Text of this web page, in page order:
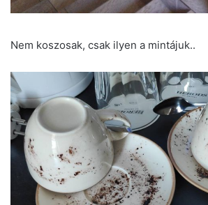
Nem koszosak, csak ilyen a mintájuk..